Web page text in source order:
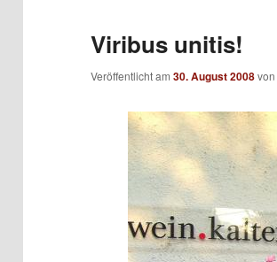
Viribus unitis!
Veröffentlicht am 30. August 2008von